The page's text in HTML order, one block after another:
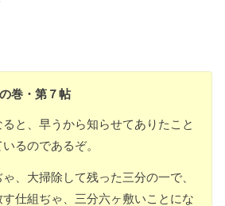
巻・第７帖
と、早うから知らせてありたこと
るのであるぞ。
、大掃除して残った三分の一で、
仕組ぢゃ、三分六ヶ敷いことにな